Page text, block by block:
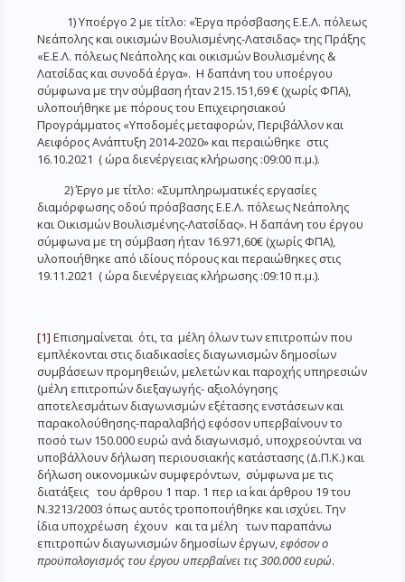
1) Υποέργο 2 με τίτλο: «Έργα πρόσβασης Ε.Ε.Λ. πόλεως
Νεάπολης και οικισμών Βουλισμένης-Λατσιδας» της Πράξης
«Ε.Ε.Λ. πόλεως Νεάπολης και οικισμών Βουλισμένης &
Λατσίδας και συνοδά έργα». Η δαπάνη του υποέργου
σύμφωνα με την σύμβαση ήταν 215.151,69 € (χωρίς ΦΠΑ),
υλοποιήθηκε με πόρους του Επιχειρησιακού
Προγράμματος «Υποδομές μεταφορών, Περιβάλλον και
Αειφόρος Ανάπτυξη 2014-2020» και περαιώθηκε στις
16.10.2021 ( ώρα διενέργειας κλήρωσης :09:00 π.μ.).
2) Έργο με τίτλο: «Συμπληρωματικές εργασίες
διαμόρφωσης οδού πρόσβασης Ε.Ε.Λ. πόλεως Νεάπολης
και Οικισμών Βουλισμένης-Λατσίδας». Η δαπάνη του έργου
σύμφωνα με τη σύμβαση ήταν 16.971,60€ (χωρίς ΦΠΑ),
υλοποιήθηκε από ιδίους πόρους και περαιώθηκες στις
19.11.2021 ( ώρα διενέργειας κλήρωσης :09:10 π.μ.).
[1] Επισημαίνεται ότι, τα μέλη όλων των επιτροπών που
εμπλέκονται στις διαδικασίες διαγωνισμών δημοσίων
συμβάσεων προμηθειών, μελετών και παροχής υπηρεσιών
(μέλη επιτροπών διεξαγωγής- αξιολόγησης
αποτελεσμάτων διαγωνισμών εξέτασης ενστάσεων και
παρακολούθησης-παραλαβής) εφόσον υπερβαίνουν το
ποσό των 150.000 ευρώ ανά διαγωνισμό, υποχρεούνται να
υποβάλλουν δήλωση περιουσιακής κατάστασης (Δ.Π.Κ.) και
δήλωση οικονομικών συμφερόντων, σύμφωνα με τις
διατάξεις του άρθρου 1 παρ. 1 περ ια΄ και άρθρου 19 του
Ν.3213/2003 όπως αυτός τροποποιήθηκε και ισχύει. Την
ίδια υποχρέωση έχουν και τα μέλη των παραπάνω
επιτροπών διαγωνισμών δημοσίων έργων,εφόσον ο
προϋπολογισμός του έργου υπερβαίνει τις 300.000 ευρώ.